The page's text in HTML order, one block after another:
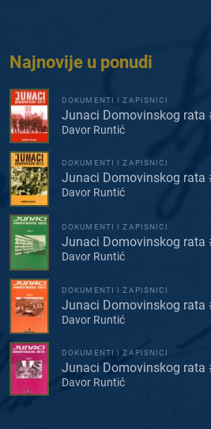
Najnovije u ponudi
DOKUMENTI I ZAPISNICI
Junaci Domovinskog rata
Davor Runtić
DOKUMENTI I ZAPISNICI
Junaci Domovinskog rata
Davor Runtić
DOKUMENTI I ZAPISNICI
Junaci Domovinskog rata
Davor Runtić
DOKUMENTI I ZAPISNICI
Junaci Domovinskog rata
Davor Runtić
DOKUMENTI I ZAPISNICI
Junaci Domovinskog rata
Davor Runtić